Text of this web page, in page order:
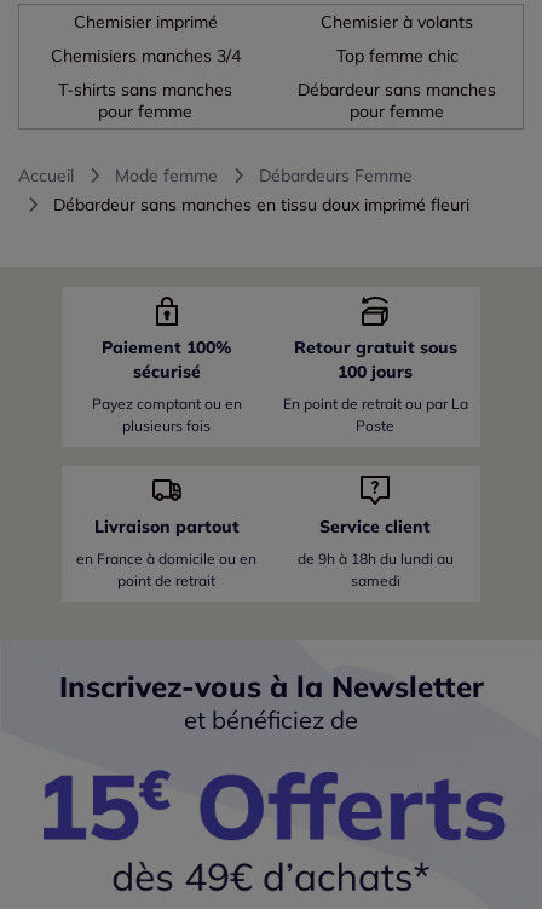
Chemisier imprimé
Chemisiers manches 3/4
Chemisier à volants
Top femme chic
T-shirts sans manches
pour femme
Débardeur sans manches
pour femme
Accueil Mode femme
Débardeurs Femme
Débardeur sans manches en tissu doux imprimé fleuri
Paiement 100%
sécurisé
Payez comptant ou en
plusieurs fois
Retour gratuit sous
100 jours
En point de retrait ou par La
Poste
Livraison partout
en France à domicile ou en
point de retrait
Service client
de 9h à 18h du lundi au
samedi
Inscrivez-vous à la Newsletter
et bénéficiez de